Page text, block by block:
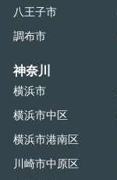
八王子市
調布市
神奈川
横浜市
横浜市中区
横浜市港南区
川崎市中原区